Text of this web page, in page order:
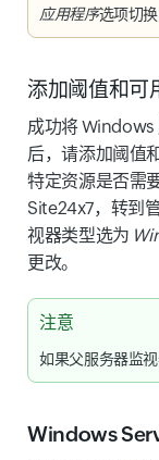
应用程序选项切
添加阈值和可
成功将 Windows
后，请添加阈值
特定资源是否需
Site24x7，转到
视器类型选为
更改。
注意
如果父服务器监
Windows